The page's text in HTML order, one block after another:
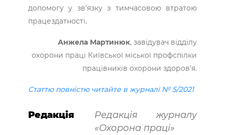
допомогу у зв’язку з тимчасовою втратою
працездатності.
Анжела Мартинюк, завідувач відділу
охорони праці Київської міської профспілки
працівників охорони здоров’я.
Статтю повністю читайте в журналі № 5/2021
Редакція
Редакція журналу
«Охорона праці»